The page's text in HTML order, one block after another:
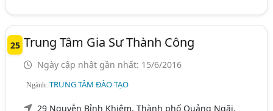
25 Trung Tâm Gia Sư Thành Công
Ngày cập nhật gần nhất: 15/6/2016
Ngành:TRUNG TÂM ĐÀO TẠO
29 Nguyễn Bỉnh Khiêm, Thành phố Quảng Ngãi,